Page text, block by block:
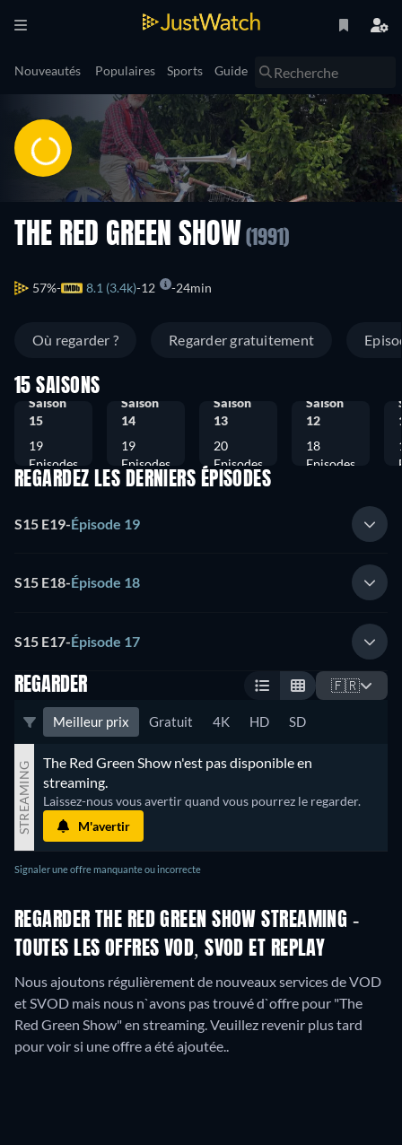
Nouveautés Populaires Sports Guide
THE RED GREEN SHOW (1991)
57% 8.1 (3.4k) 12 24min
Où regarder ? Regarder gratuitement
15 SAISONS
Saison
15
19
Episodes
Saison
14
19
Episodes
Saison
13
20
Episodes
Saison
12
18
Episodes
REGARDEZ LES DERNIERS ÉPISODES
S15 E19-Épisode 19
S15 E18-Épisode 18
S15 E17-Épisode 17
REGARDER 🇫🇷
Meilleur prix Gratuit 4K HD SD
STREAMING
The Red Green Show n'est pas disponible en
streaming.
Laissez-nous vous avertir quand vous pourrez le regarder.
M'avertir
Signaler une offre manquante ou incorrecte
REGARDER THE RED GREEN SHOW STREAMING -
TOUTES LES OFFRES VOD, SVOD ET REPLAY
Nous ajoutons régulièrement de nouveaux services de VOD
et SVOD mais nous n`avons pas trouvé d`offre pour "The
Red Green Show" en streaming. Veuillez revenir plus tard
pour voir si une offre a été ajoutée..